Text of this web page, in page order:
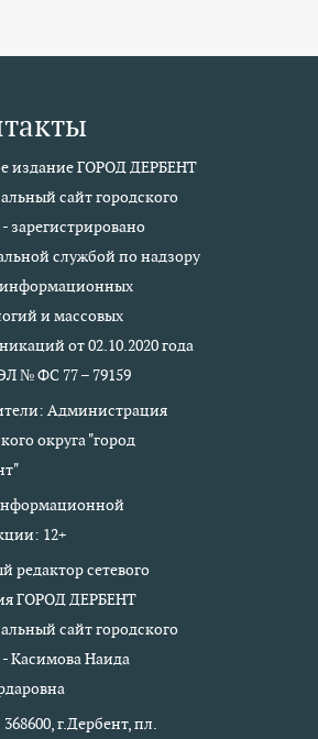
издание ГОРОД ДЕРБЕНТ
сайт городского
- зарегистрировано
службой по надзору
информационных
и массовых
от 02.10.2020 года
№ ФС 77 – 79159
Администрация
округа "город
12+
редактор сетевого
ГОРОД ДЕРБЕНТ
сайт городского
- Касимова Наида
г.Дербент, пл.